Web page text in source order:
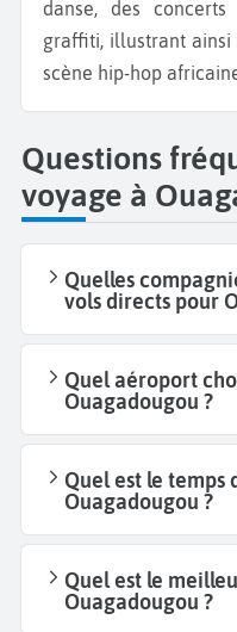
danse, des
graffiti, illustrant
scène hip-hop
Questions
voyage à
Quelles
vols directs pour
Quel aéroport
Ouagadougou ?
Quel est le temps
Ouagadougou ?
Quel est le
Ouagadougou ?